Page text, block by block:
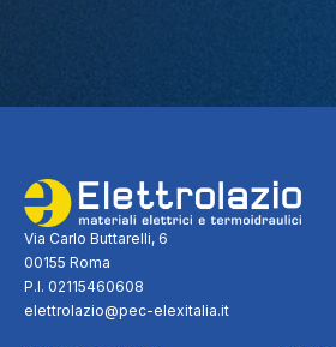
Via Carlo Buttarelli, 6
00155 Roma
P.I. 02115460608
elettrolazio@pec-elexitalia.it